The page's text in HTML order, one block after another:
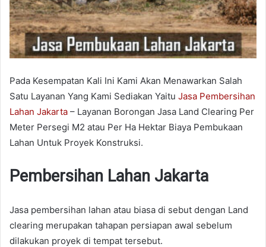
Pada Kesempatan Kali Ini Kami Akan Menawarkan Salah
Satu Layanan Yang Kami Sediakan Yaitu Jasa Pembersihan
Lahan Jakarta – Layanan Borongan Jasa Land Clearing Per
Meter Persegi M2 atau Per Ha Hektar Biaya Pembukaan
Lahan Untuk Proyek Konstruksi.
Pembersihan Lahan Jakarta
Jasa pembersihan lahan atau biasa di sebut dengan Land
clearing merupakan tahapan persiapan awal sebelum
dilakukan proyek di tempat tersebut.